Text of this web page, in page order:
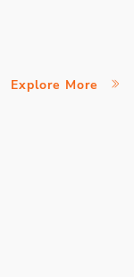
Explore More